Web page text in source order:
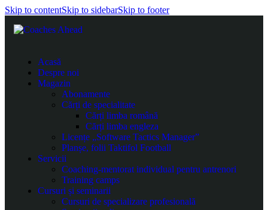
Skip to contentSkip to sidebarSkip to footer
Acasă
Despre noi
Magazin
Abonamente
Cărți de specialitate
Cărți limba română
Cărți limba engleza
Licențe „Software Tactics Manager”
Planșe, folii Taktifol Football
Servicii
Coaching-mentorat individual pentru antrenori
Training camps
Cursuri și seminarii
Cursuri de specializare profesională